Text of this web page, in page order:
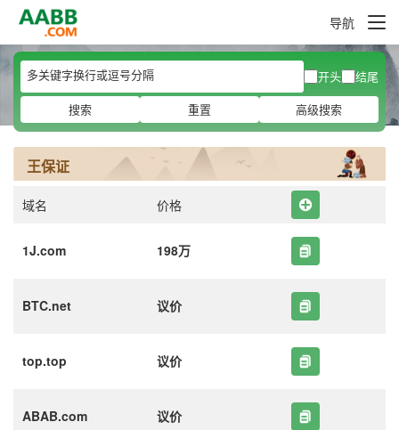
导航
开头
结尾
搜索
重置 高级搜索
王保证
域名 价格
1J.com 198万
BTC.net 议价
top.top 议价
ABAB.com 议价